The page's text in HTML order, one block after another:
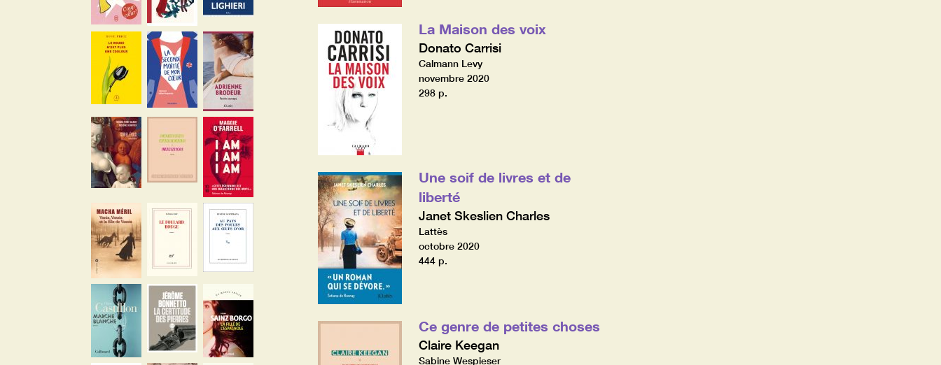
La Maison des voix
Donato Carrisi
Calmann Levy
novembre 2020
298 p.
Une soif de livres et de
liberté
Janet Skeslien Charles
Lattès
octobre 2020
444 p.
Ce genre de petites choses
Claire Keegan
Sabine Wespieser